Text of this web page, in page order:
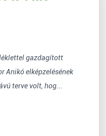
gazdagított
Anikó elképzelésének
terve volt, hog...